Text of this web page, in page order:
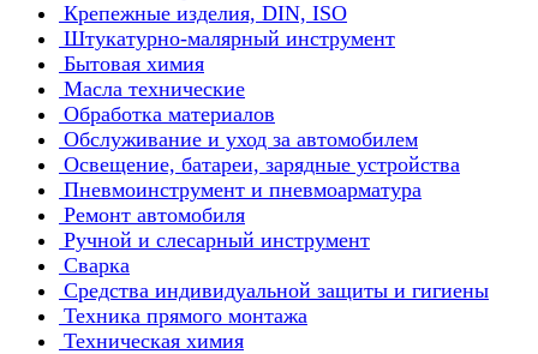
Крепежные изделия, DIN, ISO
Штукатурно-малярный инструмент
Бытовая химия
Масла технические
Обработка материалов
Обслуживание и уход за автомобилем
Освещение, батареи, зарядные устройства
Пневмоинструмент и пневмоарматура
Ремонт автомобиля
Ручной и слесарный инструмент
Сварка
Средства индивидуальной защиты и гигиены
Техника прямого монтажа
Техническая химия